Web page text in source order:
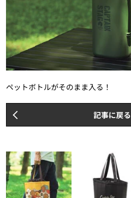
ペットボトルがそのまま入る！
記事に戻る